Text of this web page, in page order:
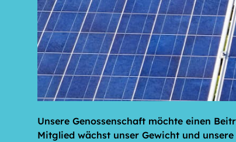
Unsere Genossenschaft möchte einen
Mitglied wächst unser Gewicht und